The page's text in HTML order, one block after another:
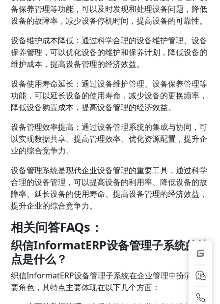
备保养管理等功能，可以及时发现和处理设备问题，降低
设备的故障率，减少设备停机时间，提高设备的可靠性。
设备维护成本降低：通过科学合理的设备维护管理、设备
保养管理，可以优化设备的维护和保养计划，降低设备的
维护成本，提高设备管理的经济效益。
设备使用寿命延长：通过设备维护管理、设备保养管理等
功能，可以延长设备的使用寿命，减少设备的更换频率，
降低设备购置成本，提高设备管理的经济效益。
设备管理效率提高：通过设备管理系统的集成与协同，可
以实现数据共享、提高管理效率、优化资源配置，提升企
业的综合竞争力。
设备管理系统是现代企业设备管理的重要工具，通过科学
合理的设备管理，可以提高设备的利用率、降低设备的故
障率、延长设备的使用寿命、提高设备管理的经济效益，
提升企业的综合竞争力。
相关问答FAQs：
织信InformatERP设备管理子系统的特
点是什么？
织信InformatERP设备管理子系统在企业管理中扮演着重
要角色，其特点主要体现在以下几个方面：